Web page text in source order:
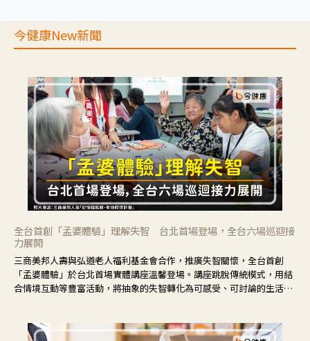
今健康New新聞
全台首創「孟婆體驗」理解失智 台北首場登場，全台六場巡迴接
力展開
三商美邦人壽與弘道老人福利基金會合作，推廣失智關懷，全台首創
「孟婆體驗」於台北首場實體講座溫馨登場。講座跳脫傳統模式，用結
合情境互動等豐富活動，將抽象的失智轉化為可感受、可討論的生活情